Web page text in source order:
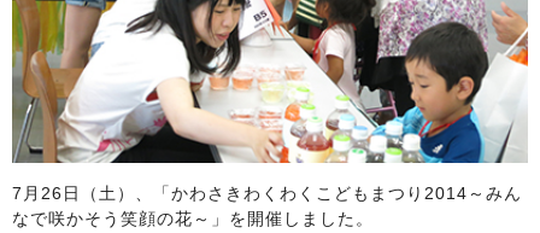
7月26日（土）、「かわさきわくわくこどもまつり2014～みん
なで咲かそう笑顔の花～」を開催しました。